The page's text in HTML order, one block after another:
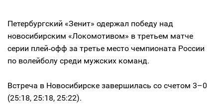
Петербургский «Зенит» одержал победу над
новосибирским «Локомотивом» в третьем матче
серии плей‑офф за третье место чемпионата России
по волейболу среди мужских команд.
Встреча в Новосибирске завершилась со счетом 3–0
(25:18, 25:18, 25:22).